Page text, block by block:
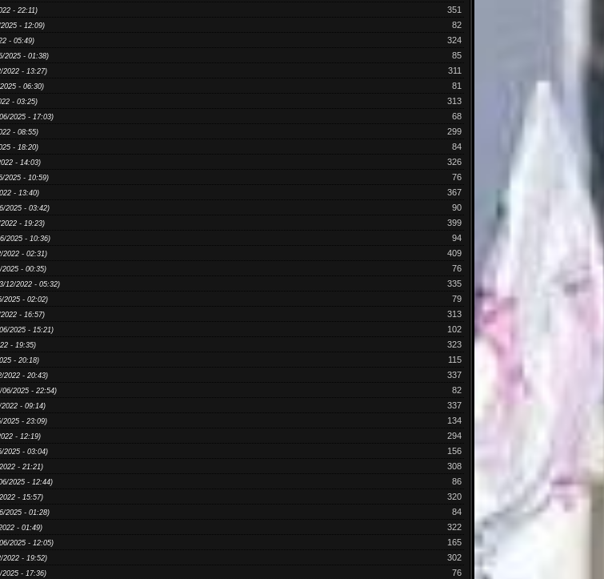
351
- 22:11)
82
- 12:09)
324
- 05:49)
85
2025 - 01:38)
311
2022 - 13:27)
81
- 06:30)
313
- 03:25)
68
2025 - 17:03)
299
- 08:55)
84
- 18:20)
326
- 14:03)
76
2025 - 10:59)
367
- 13:40)
90
2025 - 03:42)
399
- 19:23)
94
2025 - 10:36)
409
2022 - 02:31)
76
2025 - 00:35)
335
12/2022 - 05:32)
79
2025 - 02:02)
313
- 16:57)
102
2025 - 15:21)
323
- 19:35)
115
- 20:18)
337
2022 - 20:43)
82
06/2025 - 22:54)
337
- 09:14)
134
2025 - 23:09)
294
- 12:19)
156
2025 - 03:04)
308
- 21:21)
86
2025 - 12:44)
320
- 15:57)
84
2025 - 01:28)
322
- 01:49)
165
2025 - 12:05)
302
2022 - 19:52)
76
2025 - 17:36)